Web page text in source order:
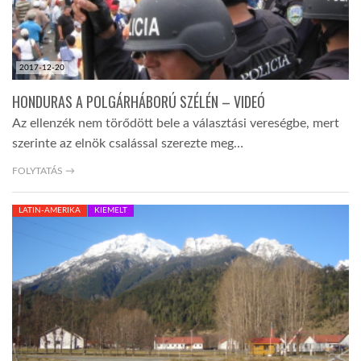
2017-12-20
HONDURAS A POLGÁRHÁBORÚ SZÉLÉN – VIDEÓ
Az ellenzék nem törődött bele a választási vereségbe, mert
szerinte az elnök csalással szerezte meg…
FOLYTATÁS →
LATIN-AMERIKA KIEMELT